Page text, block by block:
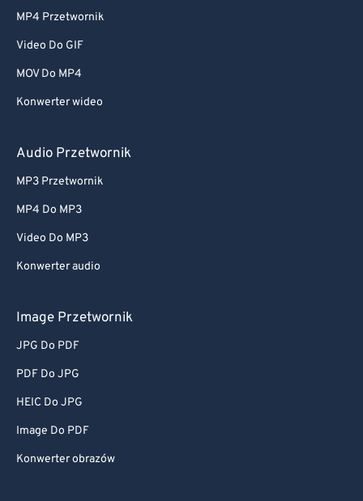
MP4 Przetwornik
Video Do GIF
MOV Do MP4
Konwerter wideo
Audio Przetwornik
MP3 Przetwornik
MP4 Do MP3
Video Do MP3
Konwerter audio
Image Przetwornik
JPG Do PDF
PDF Do JPG
HEIC Do JPG
Image Do PDF
Konwerter obrazów